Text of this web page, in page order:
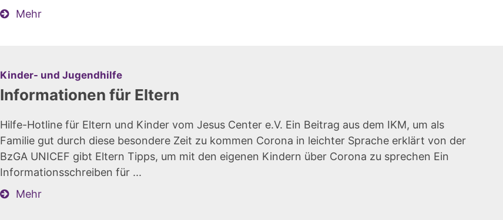
Mehr
Kinder- und Jugendhilfe:
Informationen für Eltern
Hilfe-Hotline für Eltern und Kinder vom Jesus Center e.V. Ein Beitrag aus dem IKM, um als
Familie gut durch diese besondere Zeit zu kommen Corona in leichter Sprache erklärt von der
BzGA UNICEF gibt Eltern Tipps, um mit den eigenen Kindern über Corona zu sprechen Ein
Informationsschreiben für ...
Mehr